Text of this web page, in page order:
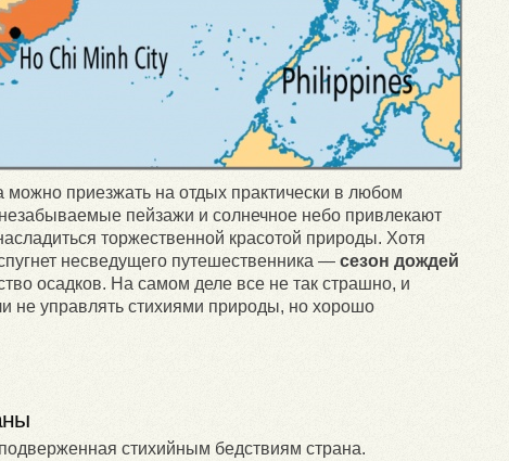
можно приезжать на отдых практически в любом
пейзажи и солнечное небо привлекают
торжественной красотой природы. Хотя
несведущего путешественника — сезон дождей
осадков. На самом деле все не так страшно, и
не управлять стихиями природы, но хорошо
стихийным бедствиям страна.